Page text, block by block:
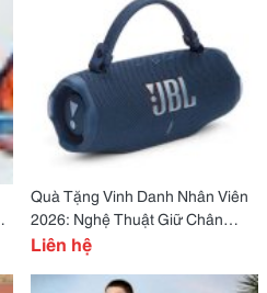
Quà Tặng Vinh Danh Nhân Viên
2026: Nghệ Thuật Giữ Chân
Nhân Tài & Khơi Dậy Động Lực
Liên hệ